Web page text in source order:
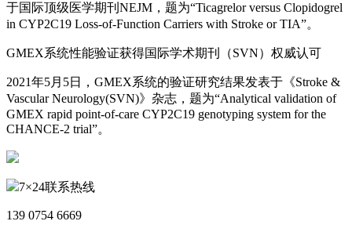
于国际顶级医学期刊NEJM，题为“Ticagrelor versus Clopidogrel
in CYP2C19 Loss-of-Function Carriers with Stroke or TIA”。
GMEX系统性能验证获得国际学术期刊（SVN）权威认可
2021年5月5日，GMEX系统的验证研究结果发表于《Stroke &
Vascular Neurology(SVN)》杂志，题为“Analytical validation of
GMEX rapid point-of-care CYP2C19 genotyping system for the
CHANCE-2 trial”。
7×24联系热线
139 0754 6669